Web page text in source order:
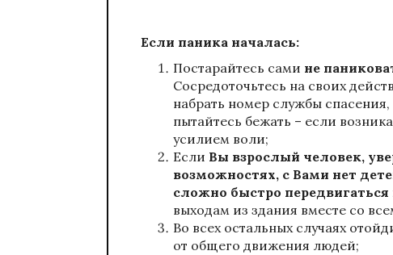
Если паника началась:
Постарайтесь сами не
Сосредоточьтесь на своих
набрать номер службы
пытайтесь бежать – если
усилием воли;
Если Вы взрослый человек,
возможностях, с Вами нет
сложно быстро передвигаться
выходам из здания вместе со
Во всех остальных случаях
от общего движения людей;